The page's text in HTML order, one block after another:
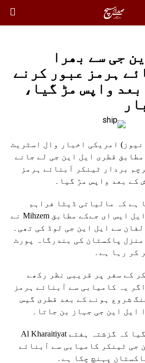
جی سے بھرا
ہرمز عبور کرنے
واپس مڑ گیا،
امریکی اخبار وال اسٹریٹ
قطری ایل این جی لے جانے
بردار ٹینکر آبنائے ہرمز
کے بعد واپس مڑ گیا۔
ہے کہ مالیاتی ڈیٹا فراہم
کرنے والے ادارے ایل ایس ای جےکے مطابق Mihzem نے
سے ایل این جی لوڈ کی تھی۔
پاکستان کی بندرگاہ پورٹ
کر رہا ہے۔
کے سفر پر قریبی نظر رکھے
یہ کامیابی سے آبنائے ہرمز
شروع ہونے کے بعد قطری گیس
ایل این جی جہاز بن جاتا۔
رپورٹ میں بتایا گیا کہ گزشتہ ہفتے Al Kharaitiyat
جی ٹینکر کامیابی سے آبنائے
پہنچ چکا ہے۔